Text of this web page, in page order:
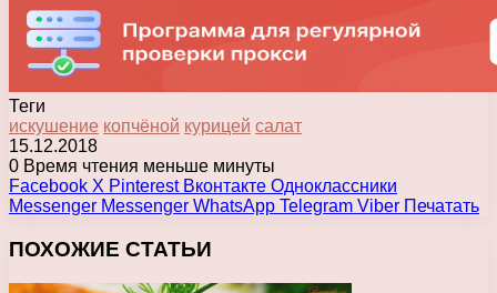
Теги
искушение копчёной курицей салат
15.12.2018
0 Время чтения меньше минуты
Facebook X Pinterest Вконтакте Одноклассники
Messenger Messenger WhatsApp Telegram Viber Печатать
ПОХОЖИЕ СТАТЬИ